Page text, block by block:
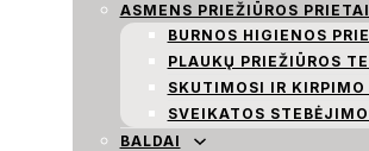
ASMENS PRIEŽIŪROS
BURNOS HIGIENOS
PLAUKŲ PRIEŽIŪROS
SKUTIMOSI IR KIRPIMO
SVEIKATOS
BALDAI